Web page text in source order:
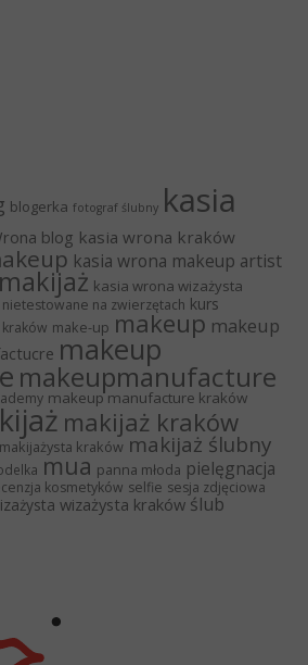
blogerka fotograf ślubny kasia
blog kasia wrona kraków
kasia wrona makeup artist
kasia wrona wizażysta
na zwierzętach kurs
make-up makeup makeup
makeup
makeupmanufacture
makeup manufacture kraków
makijaż kraków
makijażysta kraków makijaż ślubny
mua panna młoda pielęgnacja
kosmetyków selfie sesja zdjęciowa
wizażysta kraków ślub